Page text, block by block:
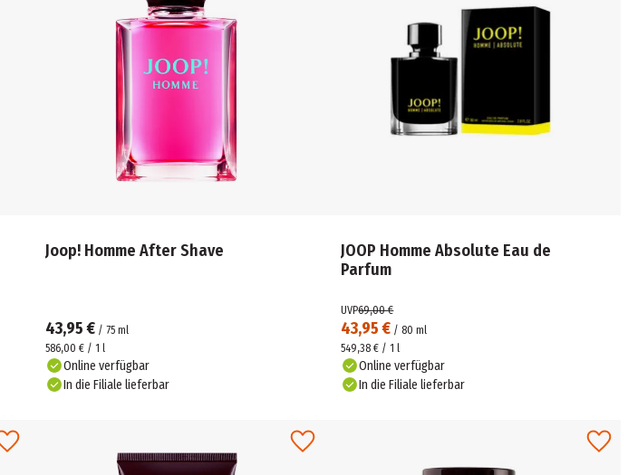
Joop! Homme After Shave
43,95 €/ 75 ml
586,00 € / 1 l
Online verfügbar
In die Filiale lieferbar
JOOP Homme Absolute Eau de
Parfum
43,95 € /80 ml
UVP69,00 €
549,38 € / 1 l
Online verfügbar
In die Filiale lieferbar